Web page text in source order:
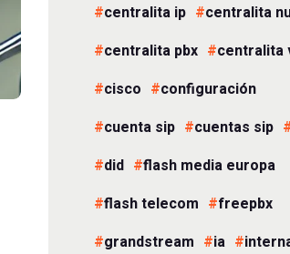
centralita ip
centralita
centralita pbx
centralita
cisco
configuración
cuenta sip
cuentas sip
did
flash media europa
flash telecom
freepbx
grandstream
ia